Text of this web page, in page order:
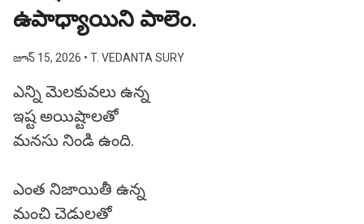
ఉపాధ్యాయిని పాలెం.
జూన్ 15, 2026 • T. VEDANTA SURY
ఎన్ని మెలకువలు ఉన్న
ఇష్ట అయిష్టాలతో
మనసు నిండి ఉంది.
ఎంత నిజాయితీ ఉన్న
మంచి చెడులతో